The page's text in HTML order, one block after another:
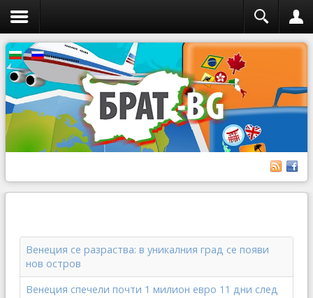
Венеция се разраства: в уникалния град се появи
нов остров
Венеция спечели почти 1 милион евро 11 дни след